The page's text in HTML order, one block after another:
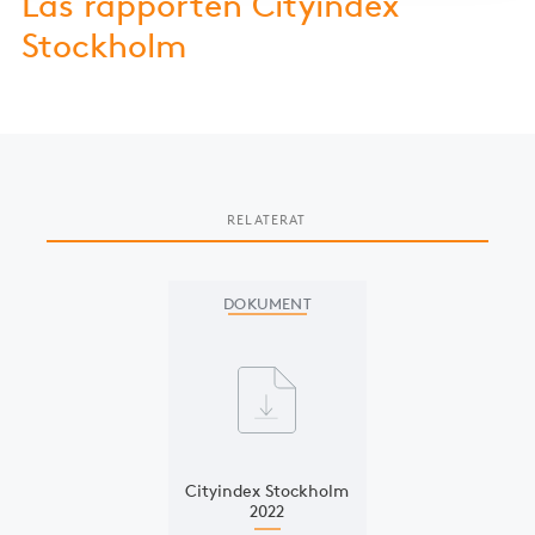
Stockholm
RELATERAT
DOKUMENT
Cityindex Stockholm
2022